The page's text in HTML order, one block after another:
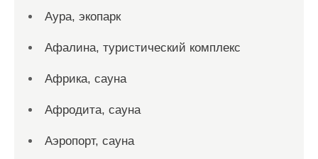
Аура, экопарк
Афалина, туристический комплекс
Африка, сауна
Афродита, сауна
Аэропорт, сауна